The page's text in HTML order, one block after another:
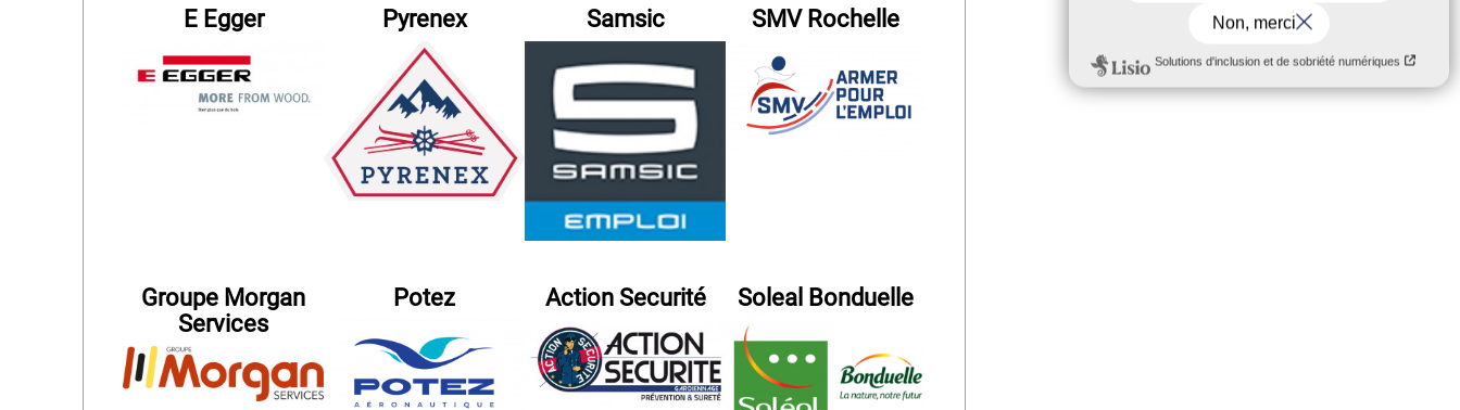
E Egger Pyrenex Samsic SMV Rochelle
Groupe Morgan
Services
Potez Action Securité Soleal Bonduelle